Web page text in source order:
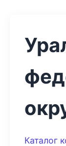
Каталог